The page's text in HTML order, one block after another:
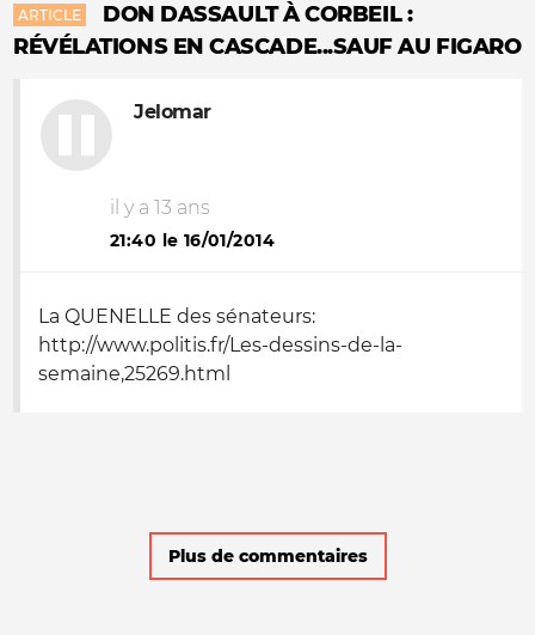
ARTICLE
DON DASSAULT À CORBEIL :
RÉVÉLATIONS EN CASCADE...SAUF AU FIGARO
Jelomar
il y a 13 ans
21:40 le 16/01/2014
La QUENELLE des sénateurs:
http://www.politis.fr/Les-dessins-de-la-
semaine,25269.html
Plus de commentaires